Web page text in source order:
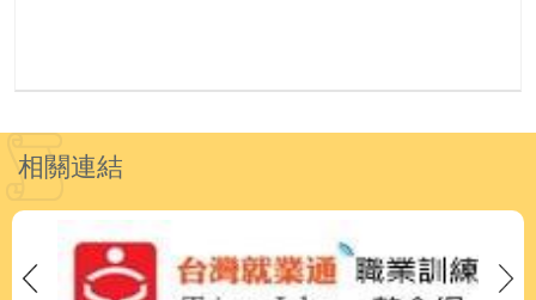
相關連結